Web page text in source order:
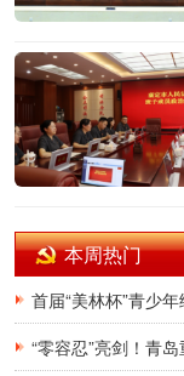
本周热门
“零容忍”亮剑！青